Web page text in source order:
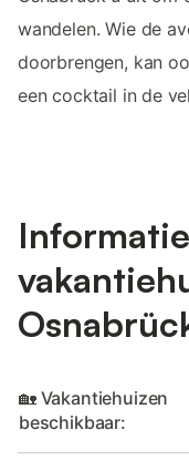
wandelen. Wie de
doorbrengen, kan
een cocktail in de
🏡 Vakantiehuizen
beschikbaar: